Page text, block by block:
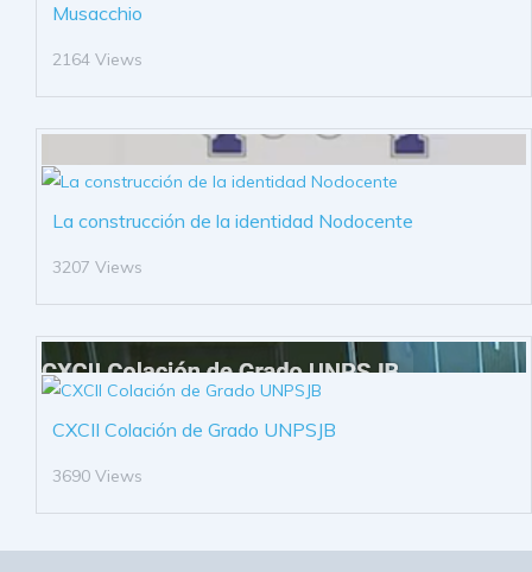
Musacchio
2164 Views
La construcción de la identidad Nodocente
3207 Views
CXCII Colación de Grado UNPSJB
3690 Views